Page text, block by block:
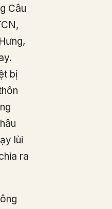
Câu
bị
lùi
ra